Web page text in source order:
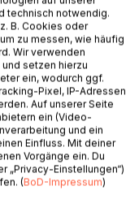
ist mit dem der
dem flachen Land
Fußballplätze der
technisch notwendig.
B. Cookies oder
zu messen, wie häufig
Wir verwenden
setzen hierzu
ein, wodurch ggf.
Pixel, IP-Adressen
Auf unserer Seite
ein (Video-
und ein
Einfluss. Mit deiner
Vorgänge ein. Du
„Privacy-Einstellungen“)
(BoD-Impressum)